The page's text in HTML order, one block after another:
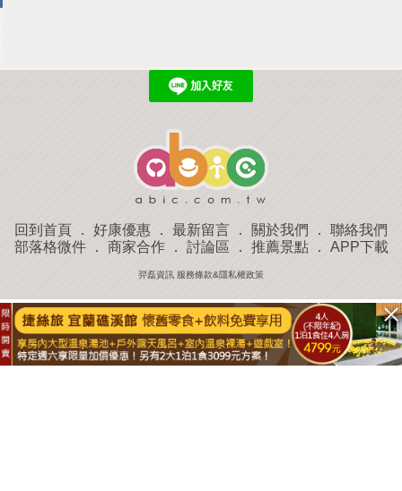
回到首頁 ． 好康優惠 ． 最新留言 ． 關於我們 ． 聯絡我們
部落格微件． 商家合作． 討論區 ． 推薦景點． APP下載
羿磊資訊 服務條款&隱私權政策